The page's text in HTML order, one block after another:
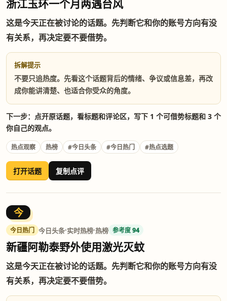
浙江玉环一个月两遇台风
这是今天正在被讨论的话题。先判断它和你的账号方向有没
有关系，再决定要不要借势。
拆解提示
不要只追热度。先看这个话题背后的情绪、争议或信息差，再改
成你能讲清楚、也适合你受众的角度。
下一步：点开原话题，看标题和评论区，写下 1 个可借势标题和 3 个
你自己的观点。
热点观察 热榜 #今日头条 #今日热门 #热点选题
打开话题 复制点评
今
今日热门 今日头条·实时热榜·热榜 参考度 94
新疆阿勒泰野外使用激光灭蚊
这是今天正在被讨论的话题。先判断它和你的账号方向有没
有关系，再决定要不要借势。